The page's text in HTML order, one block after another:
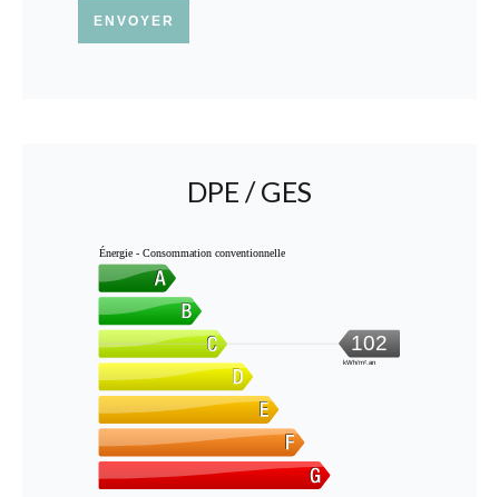
ENVOYER
DPE / GES
Énergie - Consommation conventionnelle
102
kWh/m².an